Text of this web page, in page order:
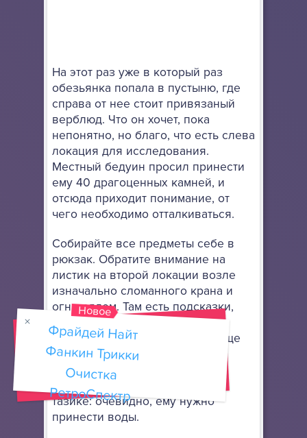
На этот раз уже в который раз
обезьянка попала в пустыню, где
справа от нее стоит привязаный
верблюд. Что он хочет, пока
непонятно, но благо, что есть слева
локация для исследования.
Местный бедуин просил принести
ему 40 драгоценных камней, и
отсюда приходит понимание, от
чего необходимо отталкиваться.
Собирайте все предметы себе в
рюкзак. Обратите внимание на
листик на второй локации возле
изначально сломанного крана и
огня рядом. Там есть подсказки,
которые однозначно здесь н
епросто так висят. Зайдите в еще
одно помещение слева: там
мужчина просит себе головной
убор, а мальчик сидит в пустом
тазике: очевидно, ему нужно
принести воды.
Новое
Фрайдей Найт
Фанкин Трикки
Очистка
РетроСпектр